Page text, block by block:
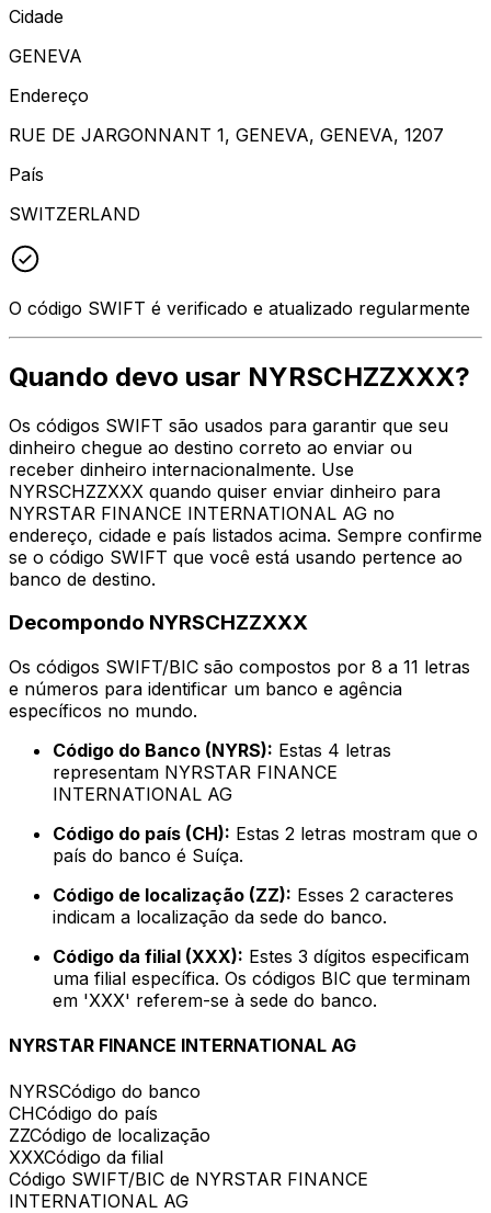
Cidade
GENEVA
Endereço
RUE DE JARGONNANT 1, GENEVA, GENEVA, 1207
País
SWITZERLAND
O código SWIFT é verificado e atualizado regularmente
Quando devo usar NYRSCHZZXXX?
Os códigos SWIFT são usados para garantir que seu
dinheiro chegue ao destino correto ao enviar ou
receber dinheiro internacionalmente. Use
NYRSCHZZXXX quando quiser enviar dinheiro para
NYRSTAR FINANCE INTERNATIONAL AG no
endereço, cidade e país listados acima. Sempre confirme
se o código SWIFT que você está usando pertence ao
banco de destino.
Decompondo NYRSCHZZXXX
Os códigos SWIFT/BIC são compostos por 8 a 11 letras
e números para identificar um banco e agência
específicos no mundo.
Código do Banco (NYRS): Estas 4 letras
representam NYRSTAR FINANCE
INTERNATIONAL AG
Código do país (CH): Estas 2 letras mostram que o
país do banco é Suíça.
Código de localização (ZZ): Esses 2 caracteres
indicam a localização da sede do banco.
Código da filial (XXX): Estes 3 dígitos especificam
uma filial específica. Os códigos BIC que terminam
em 'XXX' referem-se à sede do banco.
NYRSTAR FINANCE INTERNATIONAL AG
NYRSCódigo do banco
CHCódigo do país
ZZCódigo de localização
XXXCódigo da filial
Código SWIFT/BIC de NYRSTAR FINANCE
INTERNATIONAL AG